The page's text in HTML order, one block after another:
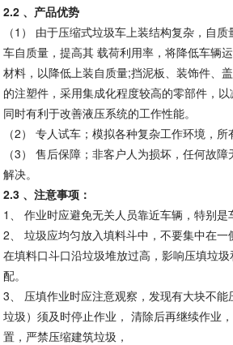
2.2 、产品优势
（1） 由于压缩式垃圾车上装结构复杂，自
车自质量，提高其 载荷利用率，将降低车辆
材料，以降低上装自质量;挡泥板、装饰件、
的注塑件，采用集成化程度较高的零部件，以
同时有利于改善液压系统的工作性能。
（2）专人试车；模拟各种复杂工作环境，所
（3）售后保障；非客户人为损坏，任何故
解决。
2.3 、注意事项：
1、 作业时应避免无关人员靠近车辆，特别是
2、 垃圾应均匀放入填料斗中，不要集中在
在填料口斗口沿垃圾堆放过高，影响压填垃
配。
3、 压填作业时应注意观察，发现有大块不
垃圾）须及时停止作业， 清除后再继续作业
置，严禁压缩建筑垃圾，